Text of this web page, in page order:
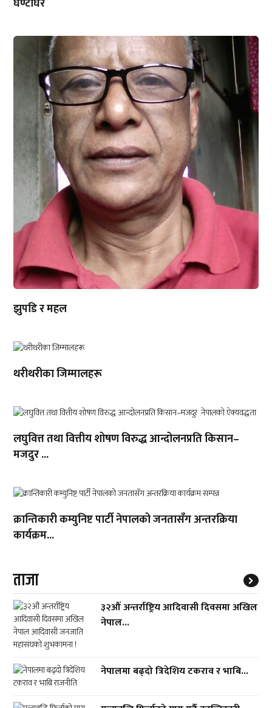
घण्टाघर
झुपडि र महल
थरीथरीका जिम्मालहरू
लघुवित्त तथा वित्तीय शोषण विरुद्ध आन्दोलनप्रति किसान–
मजदुर ...
क्रान्तिकारी कम्युनिष्ट पार्टी नेपालको जनतासँग अन्तरक्रिया
कार्यक्रम...
ताजा
३२औं अन्तर्राष्ट्रिय आदिवासी दिवसमा अखिल
नेपाल...
नेपालमा बढ्दो त्रिदेशिय टकराव र भाबि...